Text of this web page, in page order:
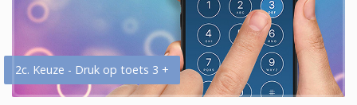
2c. Keuze - Druk op toets 3 +